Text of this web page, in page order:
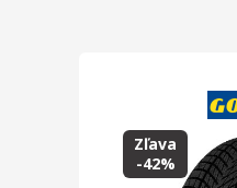
Zľava
-42%